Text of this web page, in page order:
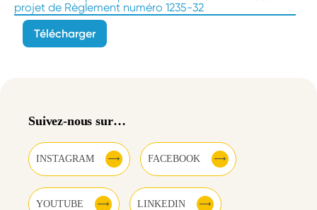
projet de Règlement numéro 1235-32
Télécharger
Suivez-nous sur…
INSTAGRAM FACEBOOK
YOUTUBE LINKEDIN